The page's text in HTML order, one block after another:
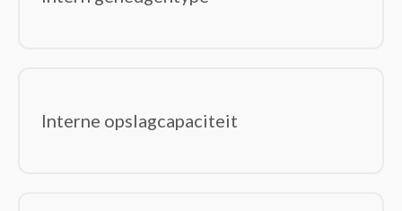
Interne opslagcapaciteit